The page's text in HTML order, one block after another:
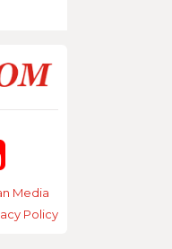
Media
Policy